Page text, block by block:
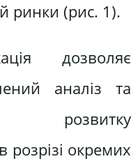
ринки (рис. 1).
дозволяє
аналіз та
розвитку
розрізі окремих